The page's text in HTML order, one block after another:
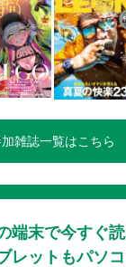
国文化が香る天草
ティ豊かな天草の
観光スポット＆グ
ろう！注目のSA・
ウン 個性豊かな南
雑誌一覧はこちら
端末で今すぐ読
レットもパソ